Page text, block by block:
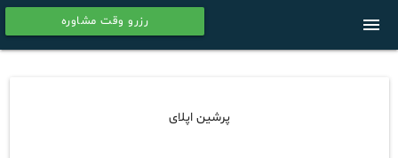
رزرو وقت مشاوره menu
پرشین اپلای